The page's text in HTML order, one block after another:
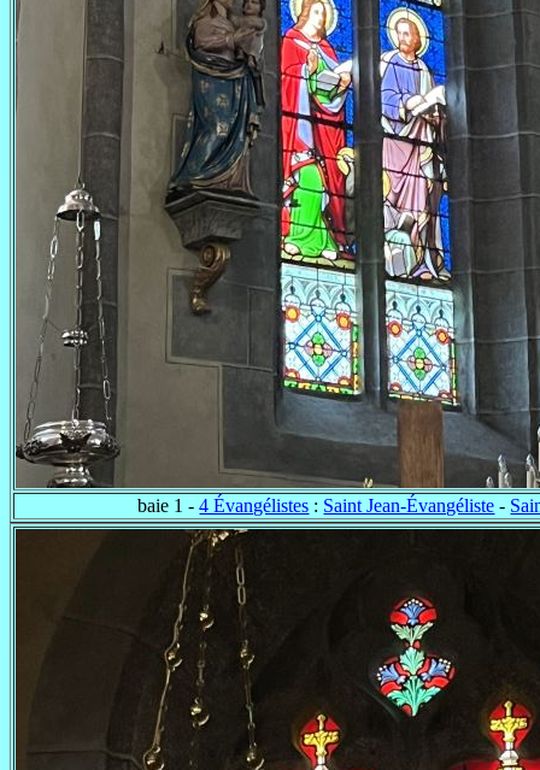
baie 1 -4 Évangélistes : Saint Jean-Évangéliste -